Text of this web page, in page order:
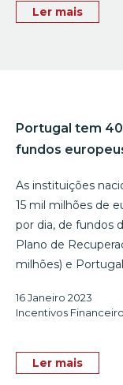
Ler mais
Portugal tem
fundos
As instituições
15 mil milhões de
por dia, de fundos
Plano de
milhões) e
16 Janeiro 2023
Incentivos
Ler mais